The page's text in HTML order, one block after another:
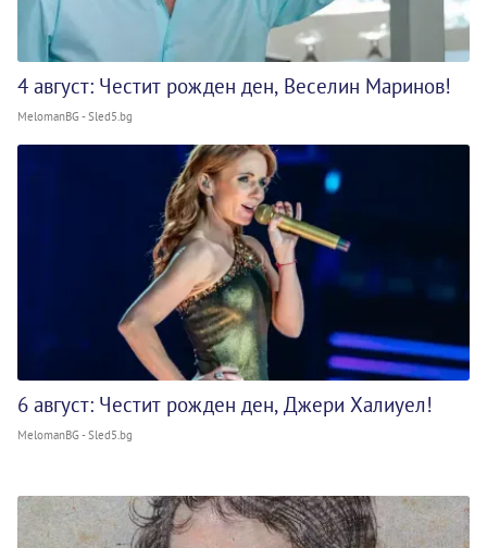
4 август: Честит рожден ден, Веселин Маринов!
MelomanBG - Sled5.bg
6 август: Честит рожден ден, Джери Халиуел!
MelomanBG - Sled5.bg